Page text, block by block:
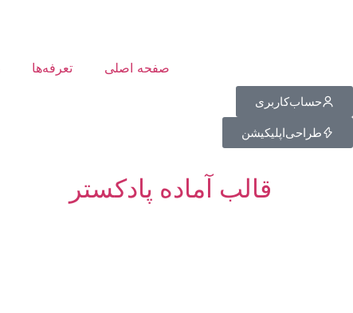
صفحه اصلی تعرفه‌ها
حساب‌کاربری
طراحی‌اپلیکیشن
قالب آماده پادکستر